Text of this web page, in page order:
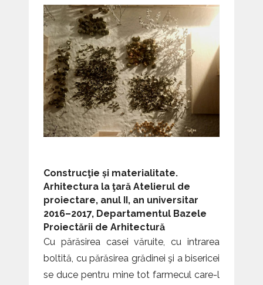
Construcţie și materialitate.
Arhitectura la ţară Atelierul de
proiectare, anul II, an universitar
2016–2017, Departamentul Bazele
Proiectării de Arhitectură
Cu părăsirea casei văruite, cu intrarea
boltită, cu părăsirea grădinei şi a bisericei
se duce pentru mine tot farmecul care-l